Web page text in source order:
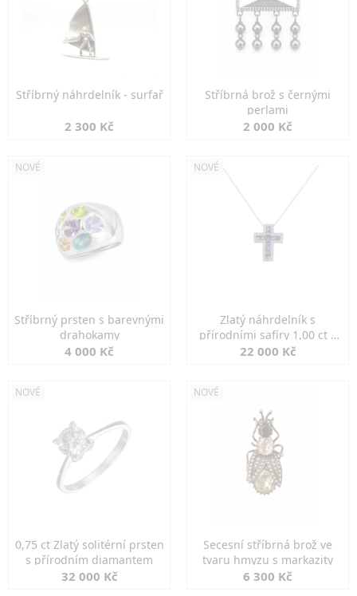
Stříbrný náhrdelník - surfař
2 300 Kč
Stříbrná brož s černými
perlami
2 000 Kč
NOVÉ
Stříbrný prsten s barevnými
drahokamy
4 000 Kč
NOVÉ
Zlatý náhrdelník s
přírodními safíry 1,00 ct a
diamanty
22 000 Kč
NOVÉ
0,75 ct Zlatý solitérní prsten
s přírodním diamantem
32 000 Kč
NOVÉ
Secesní stříbrná brož ve
tvaru hmyzu s markazity
6 300 Kč